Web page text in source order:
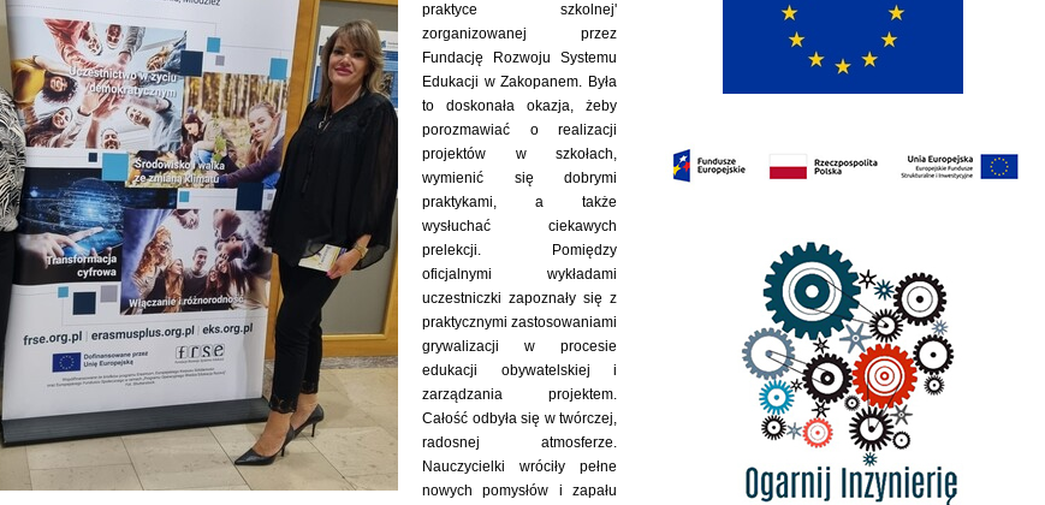
praktyce szkolnej'
zorganizowanej przez
Fundację Rozwoju Systemu
Edukacji w Zakopanem. Była
to doskonała okazja, żeby
porozmawiać o realizacji
projektów w szkołach,
wymienić się dobrymi
praktykami, a także
wysłuchać ciekawych
prelekcji. Pomiędzy
oficjalnymi wykładami
uczestniczki zapoznały się z
praktycznymi zastosowaniami
grywalizacji w procesie
edukacji obywatelskiej i
zarządzania projektem.
Całość odbyła się w twórczej,
radosnej atmosferze.
Nauczycielki wróciły pełne
nowych pomysłów i zapału